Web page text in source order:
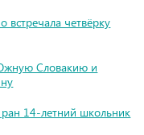
встречала четвёрку
Словакию и
ран 14-летний школьник